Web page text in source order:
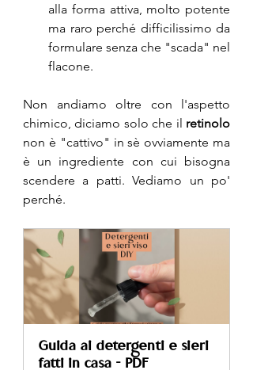
alla forma attiva, molto potente
ma raro perché difficilissimo da
formulare senza che "scada" nel
flacone.
Non andiamo oltre con l'aspetto
chimico, diciamo solo che il retinolo
non è "cattivo" in sè ovviamente ma
è un ingrediente con cui bisogna
scendere a patti. Vediamo un po'
perché.
Guida ai detergenti e sieri
fatti in casa - PDF